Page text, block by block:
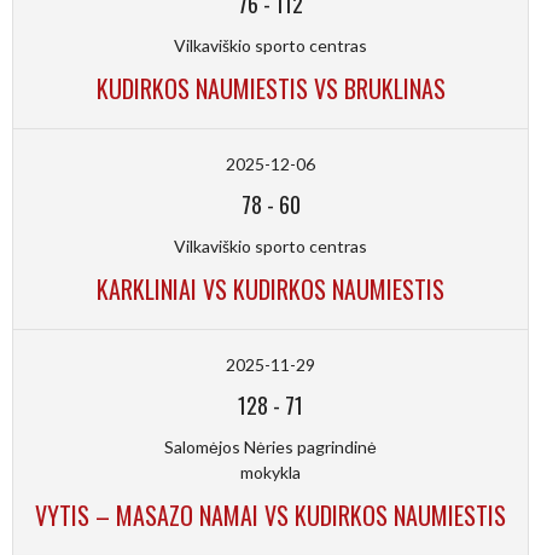
Vilkaviškio sporto centras
KUDIRKOS NAUMIESTIS VS BRUKLINAS
2025-12-06
78 - 60
Vilkaviškio sporto centras
KARKLINIAI VS KUDIRKOS NAUMIESTIS
2025-11-29
128 - 71
Salomėjos Nėries pagrindinė
mokykla
VYTIS – MASAZO NAMAI VS KUDIRKOS NAUMIESTIS